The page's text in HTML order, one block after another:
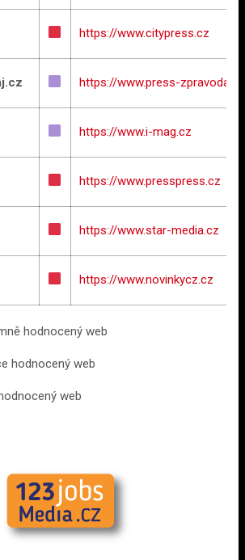
https://www.citypress.cz
https://www.press-
https://www.i-mag.cz
https://www.presspress.cz
https://www.star-media.cz
https://www.novinkycz.cz
hodnocený web
hodnocený web
web